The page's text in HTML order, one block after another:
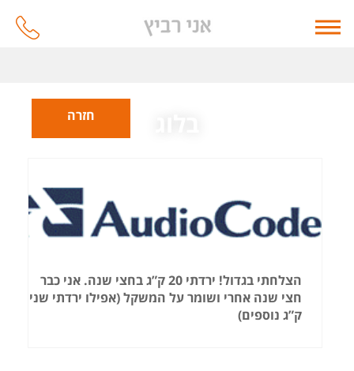
חזרה
הצלחתי בגדול! ירדתי 20 ק”ג בחצי שנה. אני כבר
חצי שנה אחרי ושומר על המשקל (אפילו ירדתי שני
ק”ג נוספים)